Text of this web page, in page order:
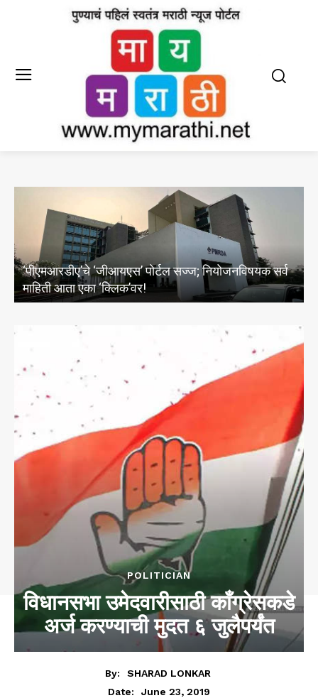
निंबजनगर, विठ्ठलनगर व एकतानगरी पुरमुक्त करण्यासाठी
महापौर मंजुषा नागपुरे यांची कायमस्वरूपी उपाययोजनांसाठी
तातडीची बैठक
POLITICIAN
विधानसभा उमेदवारीसाठी काँग्रेसकडे
अर्ज करण्याची मुदत ६ जुलैपर्यंत
By:
SHARAD LONKAR
Date:
June 23, 2019